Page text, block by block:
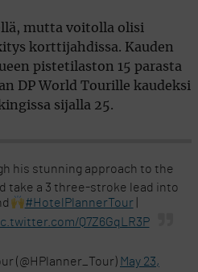
mutta voitolla olisi
korttijahdissa. Kauden
pistetilaston 15 parasta
DP World Tourille kaudeksi
sijalla 25.
his stunning approach to the
take a 3 three-stroke lead into
#HotelPlannerTour|
Q7Z6GqLR3P
(@HPlanner_Tour) May 23,